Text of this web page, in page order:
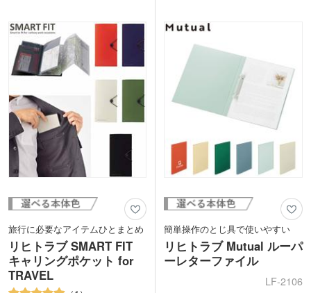
めて持ち運びできます。
コの字に大きく開くダブルファスナーは
出し入れしやすく快適です。フラットな
形状で通勤、通学バックの中でもかさば
らず持ち運び。しっかりハリのある素材
で2mm厚のクッションが端末を保護し
てくれます。1色の名入れ印刷が可能
で、企業名や学校名を入れた記念品にお
すすめです。
刷範囲が大きいので、ロゴや企業名がし
問診・予診用、企業のアンケート記入用
の下敷きにオススメです。
旅行に必要なアイテムひとまとめ
リヒトラブ SMART FIT
キャリングポケット for
TRAVEL
簡単操作のとじ具で使いやすい
リヒトラブ Mutual ルーパ
ーレターファイル
LF-2106